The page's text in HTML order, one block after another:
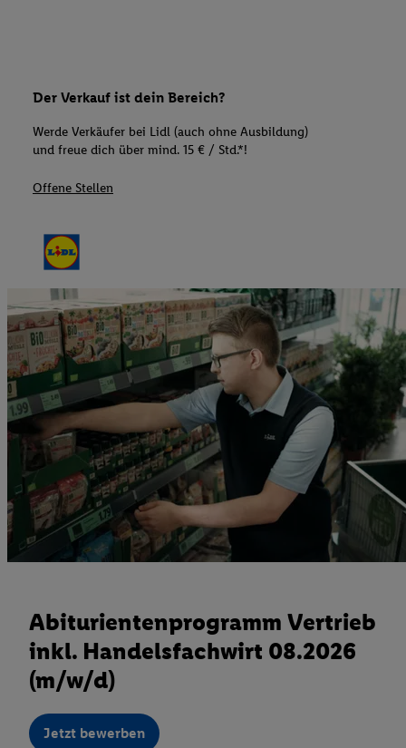
Der Verkauf ist dein Bereich?
Werde Verkäufer bei Lidl (auch ohne Ausbildung)
und freue dich über mind. 15 € / Std.*!
Offene Stellen
Abiturientenprogramm Vertrieb
inkl. Handelsfachwirt 08.2026
(m/w/d)
Jetzt bewerben